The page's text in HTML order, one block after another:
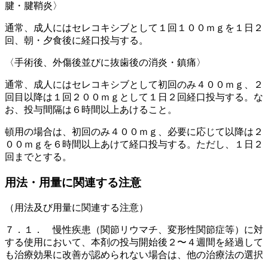
腱・腱鞘炎〉
通常、成人にはセレコキシブとして１回１００ｍｇを１日２
回、朝・夕食後に経口投与する。
〈手術後、外傷後並びに抜歯後の消炎・鎮痛〉
通常、成人にはセレコキシブとして初回のみ４００ｍｇ、２
回目以降は１回２００ｍｇとして１日２回経口投与する。な
お、投与間隔は６時間以上あけること。
頓用の場合は、初回のみ４００ｍｇ、必要に応じて以降は２
００ｍｇを６時間以上あけて経口投与する。ただし、１日２
回までとする。
用法・用量に関連する注意
（用法及び用量に関連する注意）
７．１． 慢性疾患（関節リウマチ、変形性関節症等）に対
する使用において、本剤の投与開始後２〜４週間を経過して
も治療効果に改善が認められない場合は、他の治療法の選択